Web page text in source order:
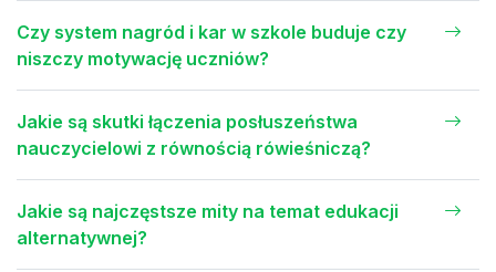
Czy system nagród i kar w szkole buduje czy
niszczy motywację uczniów?
Jakie są skutki łączenia posłuszeństwa
nauczycielowi z równością rówieśniczą?
Jakie są najczęstsze mity na temat edukacji
alternatywnej?